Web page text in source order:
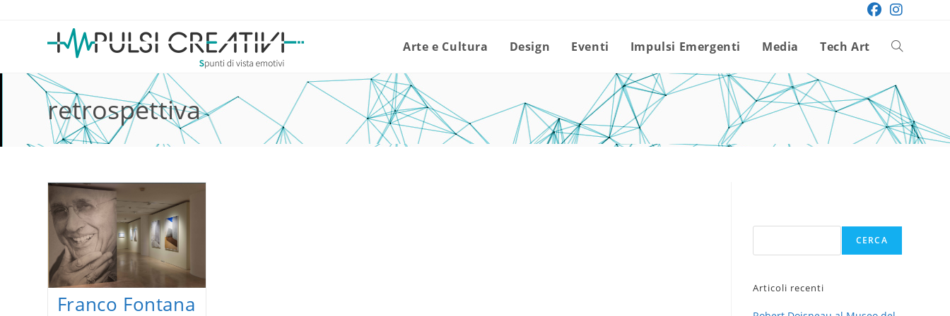
Arte e Cultura Design Eventi Impulsi Emergenti Media Tech Art Attiva/
la
sito
retrospettiva
Franco Fontana
CERCA
Articoli recenti